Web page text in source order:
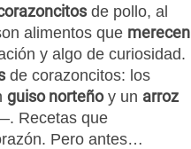
de pollo, al
alimentos que merecen
y algo de curiosidad.
de corazoncitos: los
guiso norteñoy un arroz
Recetas que
Pero antes…